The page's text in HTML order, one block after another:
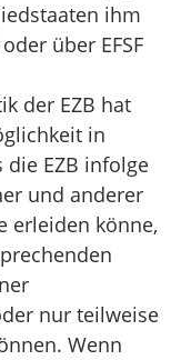
ihm
über EFSF
der EZB hat
in
die EZB infolge
und anderer
erleiden könne,
nur teilweise
Wenn